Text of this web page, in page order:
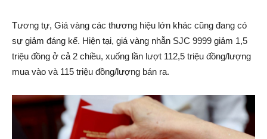
Tương tự, Giá vàng các thương hiệu lớn khác cũng đang có
sự giảm đáng kể. Hiện tại, giá vàng nhẫn SJC 9999 giảm 1,5
triệu đồng ở cả 2 chiều, xuống lần lượt 112,5 triệu đồng/lượng
mua vào và 115 triệu đồng/lượng bán ra.